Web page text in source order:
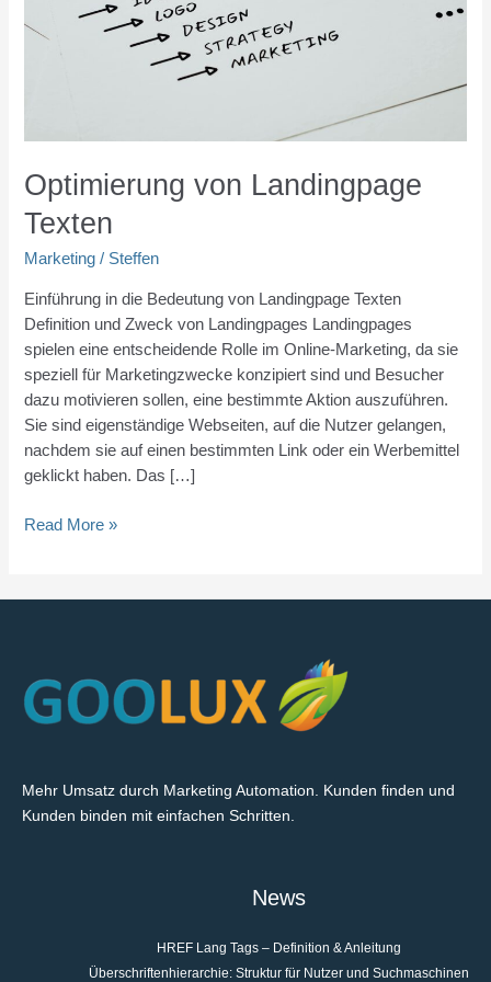
Optimierung von Landingpage
Texten
Marketing / Steffen
Einführung in die Bedeutung von Landingpage Texten
Definition und Zweck von Landingpages Landingpages
spielen eine entscheidende Rolle im Online-Marketing, da sie
speziell für Marketingzwecke konzipiert sind und Besucher
dazu motivieren sollen, eine bestimmte Aktion auszuführen.
Sie sind eigenständige Webseiten, auf die Nutzer gelangen,
nachdem sie auf einen bestimmten Link oder ein Werbemittel
geklickt haben. Das […]
Read More »
Mehr Umsatz durch Marketing Automation. Kunden finden und
Kunden binden mit einfachen Schritten.
News
HREF Lang Tags – Definition & Anleitung
Überschriftenhierarchie: Struktur für Nutzer und Suchmaschinen